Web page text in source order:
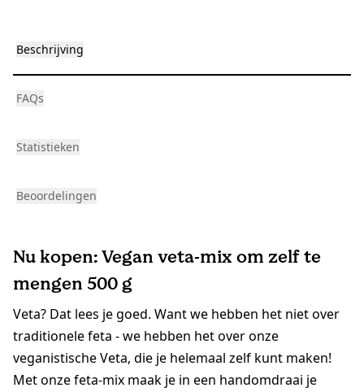
Beschrijving
FAQs
Statistieken
Beoordelingen
Nu kopen: Vegan veta-mix om zelf te
mengen 500 g
Veta? Dat lees je goed. Want we hebben het niet over
traditionele feta - we hebben het over onze
veganistische Veta, die je helemaal zelf kunt maken!
Met onze feta-mix maak je in een handomdraai je